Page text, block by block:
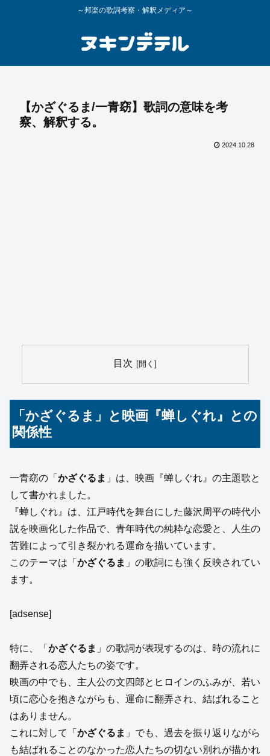
～邦楽の歌詞考察・解釈メディア～
【かざぐるま/一青窈】歌詞の意味を考
察、解釈する。
2024.10.28
目次
「かざぐるま」と映画『蝉しぐれ』との
関係性
一青窈の「 かざぐるま 」は、映画『蝉しぐれ』の主題歌と
して書かれました。
『蝉しぐれ』は、江戸時代を舞台にした藤沢周平の時代小
説を映画化した作品で、青年時代の純粋な恋愛と、人生の
苦難によって引き裂かれる運命を描いています。
このテーマは「 かざぐるま 」の歌詞にも強く反映されてい
ます。
[adsense]
特に、「 かざぐるま 」の歌詞が表現するのは、時の流れに
翻弄される恋人たちの姿です。
映画の中でも、主人公の文四郎とヒロインのふみが、若い
頃に恋心を抱きながらも、運命に翻弄され、結ばれること
はありません。
これに対して「 かざぐるま 」でも、過去を振り返りながら
も結ばれることのなかった恋人たちの切ない別れが描かれ